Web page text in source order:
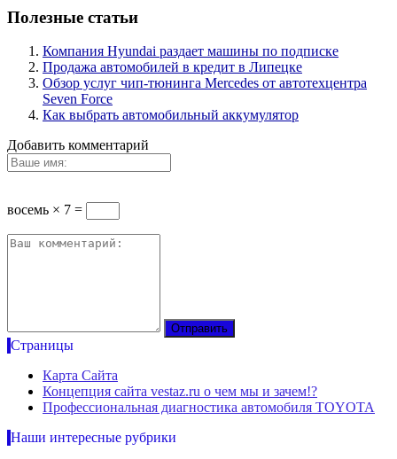
Полезные статьи
Компания Hyundai раздает машины по подписке
Продажа автомобилей в кредит в Липецке
Обзор услуг чип-тюнинга Mercedes от автотехцентра
Seven Force
Как выбрать автомобильный аккумулятор
Добавить комментарий
восемь × 7 =
Страницы
Карта Сайта
Концепция сайта vestaz.ru о чем мы и зачем!?
Профессиональная диагностика автомобиля TOYOTA
Наши интересные рубрики